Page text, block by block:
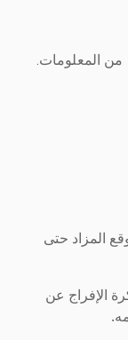
المعلومات.
المزاد حتى
الإفراج عن